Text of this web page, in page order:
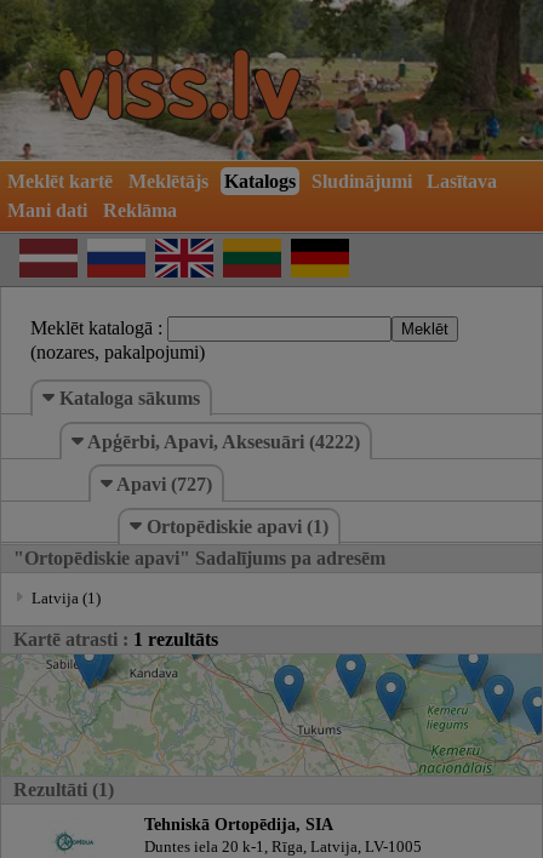
Meklēt kartē Meklētājs Katalogs Sludinājumi
Lasītava
Mani dati
Reklāma
Meklēt katalogā :
(nozares, pakalpojumi)
Kataloga sākums
Apģērbi, Apavi, Aksesuāri (4222)
Apavi (727)
Ortopēdiskie apavi (1)
"Ortopēdiskie apavi" Sadalījums pa adresēm
Latvija (1)
Kartē atrasti : 1 rezultāts
Rezultāti (1)
Tehniskā Ortopēdija, SIA
Duntes iela 20 k-1, Rīga, Latvija, LV-1005